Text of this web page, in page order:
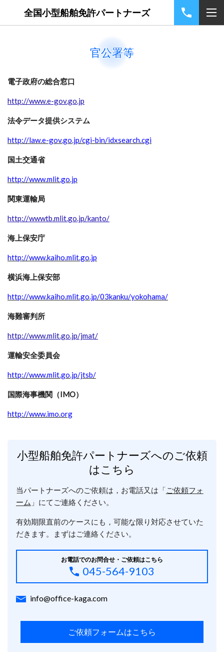
全国小型船舶免許パートナーズ
官公署等
電子政府の総合窓口
http://www.e-gov.go.jp
法令データ提供システム
http://law.e-gov.go.jp/cgi-bin/idxsearch.cgi
国土交通省
http://www.mlit.go.jp
関東運輸局
http://wwwtb.mlit.go.jp/kanto/
海上保安庁
http://www.kaiho.mlit.go.jp
横浜海上保安部
http://www.kaiho.mlit.go.jp/03kanku/yokohama/
海難審判所
http://www.mlit.go.jp/jmat/
運輸安全委員会
http://www.mlit.go.jp/jtsb/
国際海事機関（IMO）
http://www.imo.org
小型船舶免許パートナーズへのご依頼
はこちら
当パートナーズへのご依頼は，お電話又は「ご依頼フォ
ーム 」にてご連絡ください。
有効期限直前のケースにも，可能な限り対応させていた
だきます。まずはご連絡ください。
お電話でのお問合せ・ご依頼はこちら
045-564-9103
info@office-kaga.com
ご依頼フォームはこちら